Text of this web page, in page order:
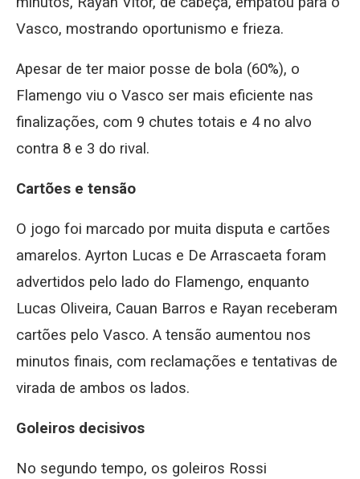
Vasco, mostrando oportunismo e frieza.
Apesar de ter maior posse de bola (60%), o
Flamengo viu o Vasco ser mais eficiente nas
finalizações, com 9 chutes totais e 4 no alvo
contra 8 e 3 do rival.
Cartões e tensão
O jogo foi marcado por muita disputa e cartões
amarelos. Ayrton Lucas e De Arrascaeta foram
advertidos pelo lado do Flamengo, enquanto
Lucas Oliveira, Cauan Barros e Rayan receberam
cartões pelo Vasco. A tensão aumentou nos
minutos finais, com reclamações e tentativas de
virada de ambos os lados.
Goleiros decisivos
No segundo tempo, os goleiros Rossi